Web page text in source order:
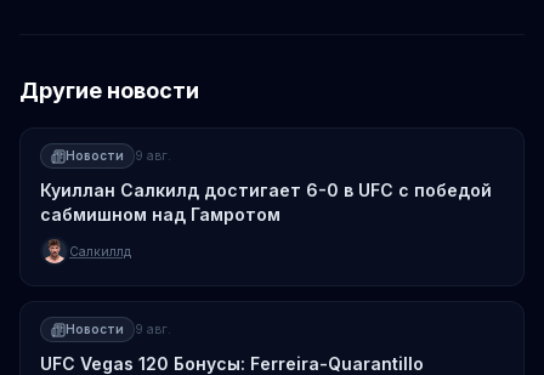
Другие новости
Новости 9 авг.
Куиллан Салкилд достигает 6-0 в UFC с победой
сабмишном над Гамротом
Салкиллд
Новости 9 авг.
UFC Vegas 120 Бонусы: Ferreira-Quarantillo